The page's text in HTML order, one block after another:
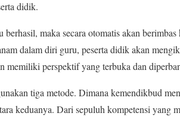
didik.
maka secara otomatis akan
dalam diri guru, peserta didik akan
memiliki perspektif yang terbuka dan
tiga metode. Dimana kemendikbud
keduanya. Dari sepuluh kompetensi yang